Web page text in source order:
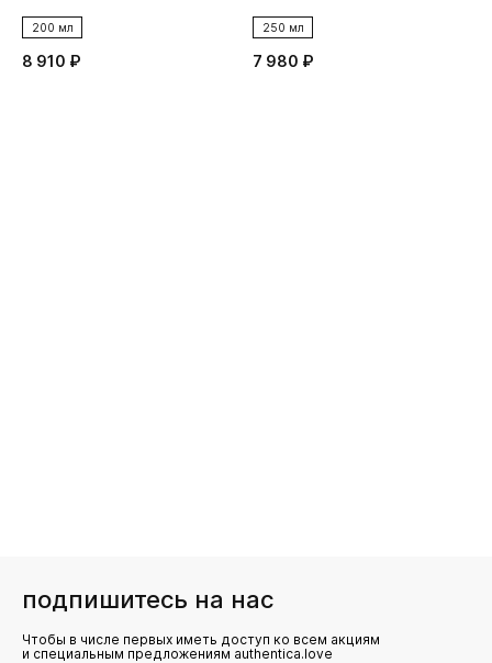
200 мл
8 910 ₽
250 мл
7 980 ₽
подпишитесь на нас
Чтобы в числе первых иметь доступ ко всем акциям
и специальным предложениям authentica.love